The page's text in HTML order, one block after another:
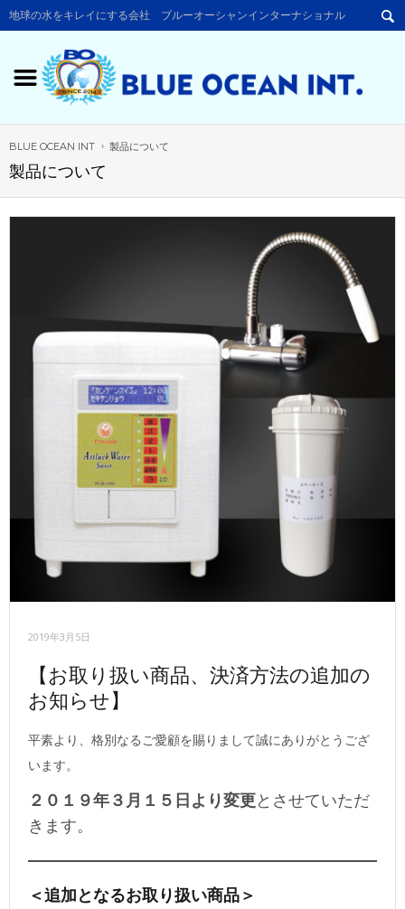
地球の水をキレイにする会社 ブルーオーシャンインターナショナル
BLUE OCEAN INT 製品について
製品について
2019年3月5日
【お取り扱い商品、決済方法の追加の
お知らせ】
平素より、格別なるご愛顧を賜りまして誠にありがとうござ
います。
２０１９年３月１５日より変更とさせていただ
きます。
＜追加となるお取り扱い商品＞